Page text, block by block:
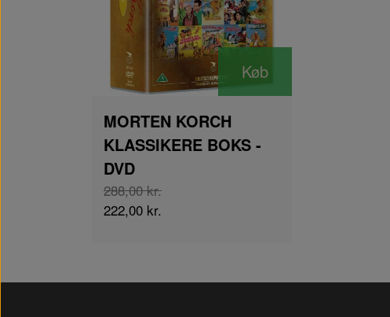
Køb
MORTEN KORCH
KLASSIKERE BOKS -
DVD
288,00 kr.
222,00 kr.